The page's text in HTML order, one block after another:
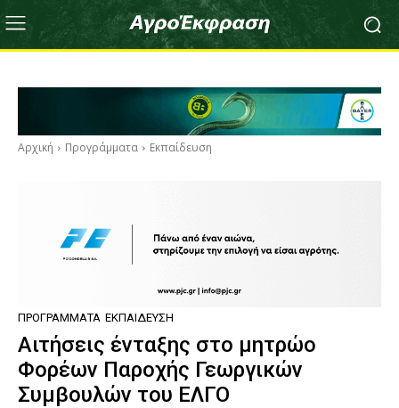
Αρχική Προγράμματα Εκπαίδευση
ΠΡΟΓΡΆΜΜΑΤΑ ΕΚΠΑΊΔΕΥΣΗ
Αιτήσεις ένταξης στο μητρώο
Φορέων Παροχής Γεωργικών
Συμβουλών του ΕΛΓΟ